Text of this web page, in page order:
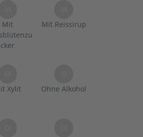
Mit
cker
Mit Reissirup
Xylit
Ohne Alkohol